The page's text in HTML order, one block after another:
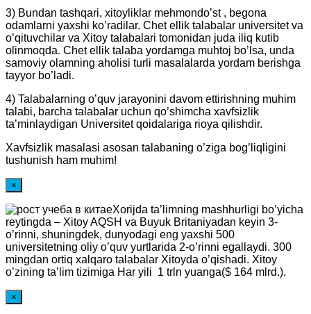
3) Bundan tashqari, xitoyliklar mehmondo’st , begona
odamlarni yaxshi ko’radilar. Chet ellik talabalar universitet va
o’qituvchilar va Xitoy talabalari tomonidan juda iliq kutib
olinmoqda. Chet ellik talaba yordamga muhtoj bo’lsa, unda
samoviy olamning aholisi turli masalalarda yordam berishga
tayyor bo’ladi.
4) Talabalarning o’quv jarayonini davom ettirishning muhim
talabi, barcha talabalar uchun qo’shimcha xavfsizlik
ta’minlaydigan Universitet qoidalariga rioya qilishdir.
Xavfsizlik masalasi asosan talabaning o’ziga bog’liqligini
tushunish ham muhim!
×
Xorijda ta’limning mashhurligi bo’yicha
reytingda – Xitoy AQSH va Buyuk Britaniyadan keyin 3-
o’rinni, shuningdek, dunyodagi eng yaxshi 500
universitetning oliy o’quv yurtlarida 2-o’rinni egallaydi. 300
mingdan ortiq xalqaro talabalar Xitoyda o’qishadi. Xitoy
o’zining ta’lim tizimiga Har yili 1 trln yuanga($ 164 mlrd.).
×